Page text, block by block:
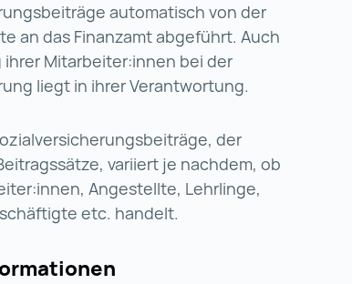
automatisch von der
an das Finanzamt abgeführt. Auch
ihrer Mitarbeiter:innen bei der
liegt in ihrer Verantwortung.
der
variiert je nachdem, ob
Angestellte, Lehrlinge,
etc. handelt.